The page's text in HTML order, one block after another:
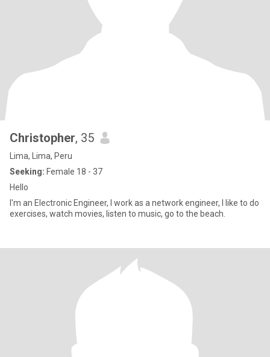
Christopher, 35
Lima, Lima, Peru
Seeking: Female 18 - 37
Hello
I'm an Electronic Engineer, I work as a network engineer, I like to do
exercises, watch movies, listen to music, go to the beach.